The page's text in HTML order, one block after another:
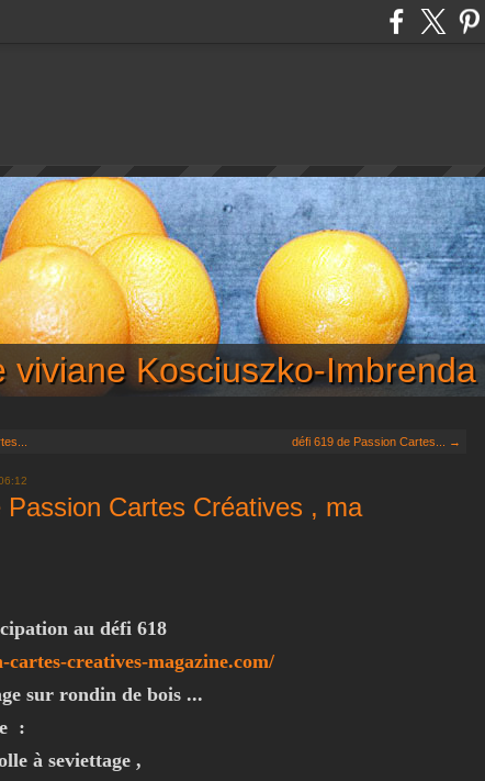
viviane Kosciuszko-Imbrenda
défi 619 de Passion Cartes... →
Passion Cartes Créatives , ma
au défi 618
creatives-magazine.com/
sur rondin de bois ...
:
à seviettage ,